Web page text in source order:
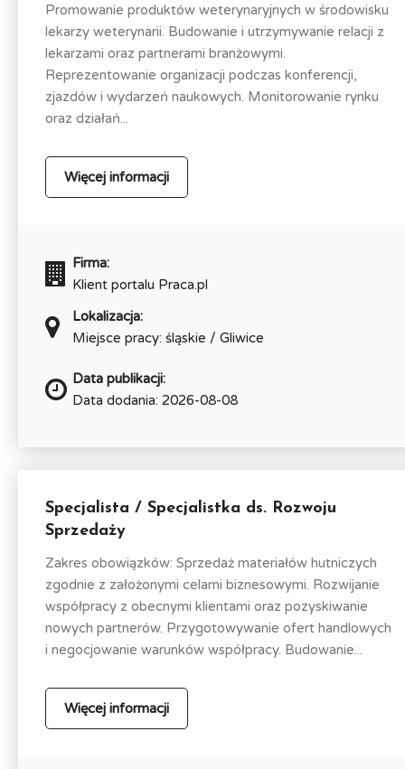
Promowanie produktów weterynaryjnych w środowisku
lekarzy weterynarii. Budowanie i utrzymywanie relacji z
lekarzami oraz partnerami branżowymi.
Reprezentowanie organizacji podczas konferencji,
zjazdów i wydarzeń naukowych. Monitorowanie rynku
oraz działań...
Więcej informacji
Firma:
Klient portalu Praca.pl
Lokalizacja:
Miejsce pracy: śląskie / Gliwice
Data publikacji:
Data dodania: 2026-08-08
Specjalista / Specjalistka ds. Rozwoju
Sprzedaży
Zakres obowiązków: Sprzedaż materiałów hutniczych
zgodnie z założonymi celami biznesowymi. Rozwijanie
współpracy z obecnymi klientami oraz pozyskiwanie
nowych partnerów. Przygotowywanie ofert handlowych
i negocjowanie warunków współpracy. Budowanie...
Więcej informacji